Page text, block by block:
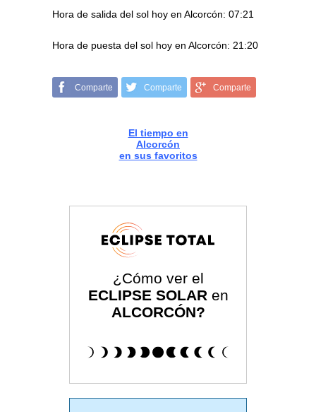
Hora de salida del sol hoy en Alcorcón: 07:21
Hora de puesta del sol hoy en Alcorcón: 21:20
Comparte Comparte Comparte
El tiempo en
Alcorcón
en sus favoritos
¿Cómo ver el
ECLIPSE SOLAR en
ALCORCÓN?